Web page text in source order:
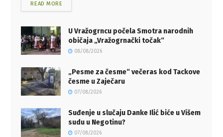
READ MORE
U Vražogrncu počela Smotra narodnih
običaja „Vražogrnački točak“
08/08/2026
„Pesme za česme“ večeras kod Tackove
česme u Zaječaru
07/08/2026
Suđenje u slučaju Danke Ilić biće u Višem
sudu u Negotinu?
07/08/2026